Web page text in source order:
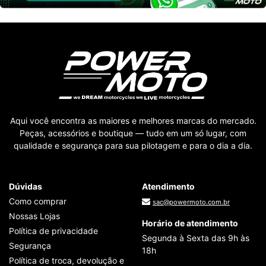
Aqui você encontra as maiores e melhores marcas do mercado.
Peças, acessórios e boutique — tudo em um só lugar, com
qualidade e segurança para sua pilotagem e para o dia a dia.
Dúvidas
Como comprar
Nossas Lojas
Política de privacidade
Segurança
Política de troca, devolução e
Atendimento
sac@powermoto.com.br
Horário de atendimento
Segunda à Sexta das 9h às
18h